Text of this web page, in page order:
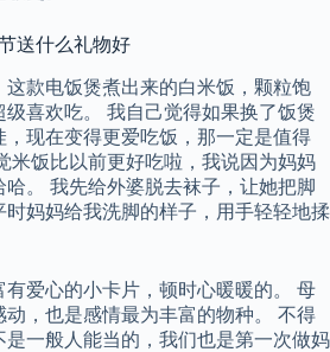
送什么礼物好
款电饭煲煮出来的白米饭，颗粒饱
喜欢吃。 我自己觉得如果换了饭煲
现在变得更爱吃饭，那一定是值得
米饭比以前更好吃啦，我说因为妈妈
。 我先给外婆脱去袜子，让她把脚
妈妈给我洗脚的样子，用手轻轻地揉
爱心的小卡片，顿时心暖暖的。 母
，也是感情最为丰富的物种。 不得
一般人能当的，我们也是第一次做妈